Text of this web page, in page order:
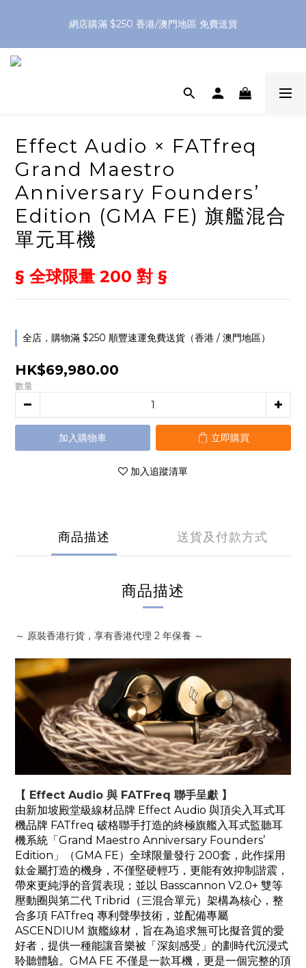
網店購滿 $250 香港/澳門地區 免費送貨
XPay（先買後付 免息分 3 期）- 新用戶首次消費滿 HK$100 即
Effect Audio × FATfreq
Grand Maestro
Anniversary Founders’
Edition (GMA FE) 旗艦混合
單元耳機
§ 全球限量 200 對 §
全店，購物滿 $250 順豐速運免費送貨（香港 / 澳門地區）
HK$69,980.00
數量
加入購物車 立即購買
加入追蹤清單
商品描述 送貨及付款方式
商品描述
～ 原裝香港行貨，享有香港代理 2 年保養 ～
【 Effect Audio 與 FATFreq 聯手呈獻 】
由新加坡殿堂級線材品牌 Effect Audio 與頂尖入耳式耳
機品牌 FATfreq 破格聯手打造的終極旗艦入耳式監聽耳
機系統「Grand Maestro Anniversary Founders’
Edition」（GMA FE）全球限量發行 200套，此作採用
鈦金屬打造的機身，不僅堅硬輕巧，更能有效抑制諧震，
帶來更純淨的音質表現；並以 Basscannon V2.0+ 雙等
壓動圈與第二代 Tribrid（三混合單元）架構為核心，整
合多項 FATfreq 專利聲學技術，並配備專屬
ASCENDIUM 旗艦線材，旨在為追求無可比擬音質的愛
好者，提供一種能讓音樂被「深刻感受」的劃時代沉浸式
聆聽體驗。GMA FE 不僅是一款耳機，更是一個完整的頂